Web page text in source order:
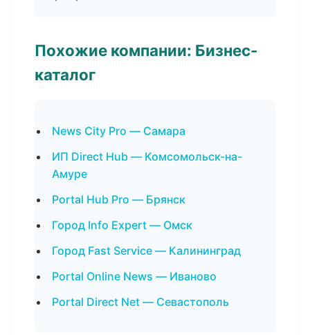
Похожие компании: Бизнес-
каталог
News City Pro — Самара
ИП Direct Hub — Комсомольск-на-
Амуре
Portal Hub Pro — Брянск
Город Info Expert — Омск
Город Fast Service — Калининград
Portal Online News — Иваново
Portal Direct Net — Севастополь